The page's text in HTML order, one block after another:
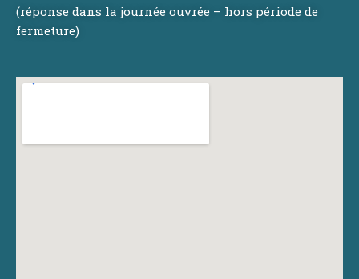
(réponse dans la journée ouvrée – hors période de
fermeture)